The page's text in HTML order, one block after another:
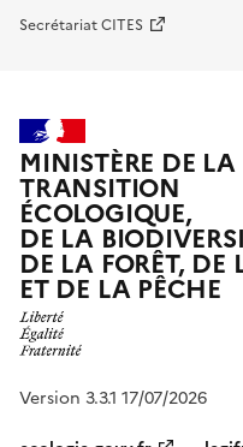
Secrétariat CITES
MINISTÈRE DE LA
TRANSITION
ÉCOLOGIQUE,
DE LA
DE LA FORÊT, DE
ET DE LA PÊCHE
Version 3.3.1 17/07/2026